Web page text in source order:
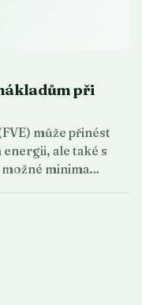
při
může přinést
ale také s
možné minima…